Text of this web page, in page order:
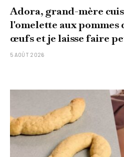
Adora, grand-mère
l'omelette aux pommes
œufs et je laisse faire
5 AOÛT 2026